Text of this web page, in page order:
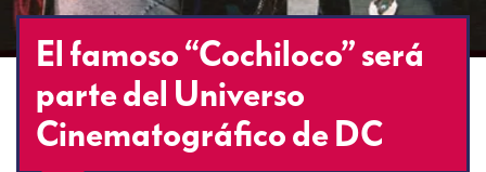
El famoso “Cochiloco” será
parte del Universo
Cinematográfico de DC